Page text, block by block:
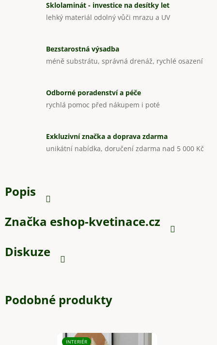
Sklolaminát - investice na desítky let
lehký materiál odolný vůči mrazu a UV
Bezstarostná výsadba
méně substrátu, správná drenáž, rychlé osazení
Odborné poradenství a péče
rychlá pomoc před nákupem i poté
Exkluzivní značka a doprava zdarma
unikátní nabídka, doručení zdarma nad 5 000 Kč
Popis
Značka eshop-kvetinace.cz
Diskuze
Podobné produkty
INTERIÉR